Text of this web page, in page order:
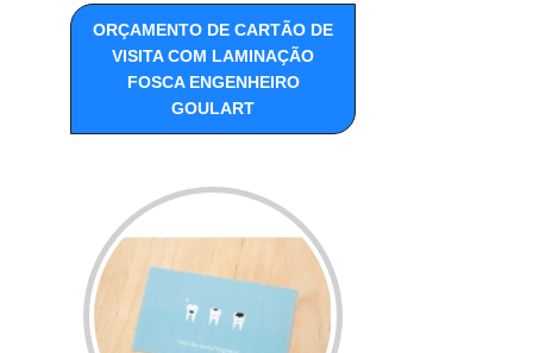
ORÇAMENTO DE CARTÃO DE
VISITA COM LAMINAÇÃO
FOSCA ENGENHEIRO
GOULART